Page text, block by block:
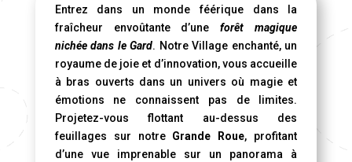
Entrez dans un monde féérique dans la
fraîcheur envoûtante d’uneforêt magique
nichée dans le Gard. Notre Village enchanté, un
royaume de joie et d’innovation, vous accueille
à bras ouverts dans un univers où magie et
émotions ne connaissent pas de limites.
Projetez-vous flottant au-dessus des
feuillages sur notre Grande Roue, profitant
d’une vue imprenable sur un panorama à